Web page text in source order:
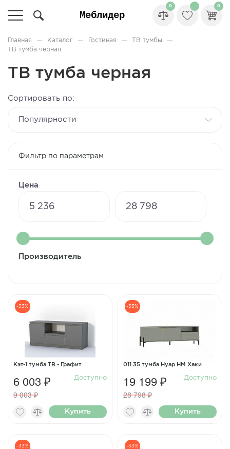
0 0
Главная Каталог Гостиная
ТВ тумбы
ТВ тумба черная
ТВ тумба черная
Сортировать по:
популярности
Фильтр по параметрам
Цена
Производитель
-33%
Кэт-1 тумба ТВ - Графит
6 003 ₽
9 003 ₽
Доступно
Купить
-33%
011.35 тумба Нуар НМ Хаки
19 199 ₽
28 798 ₽
Доступно
Купить
-33% -33%